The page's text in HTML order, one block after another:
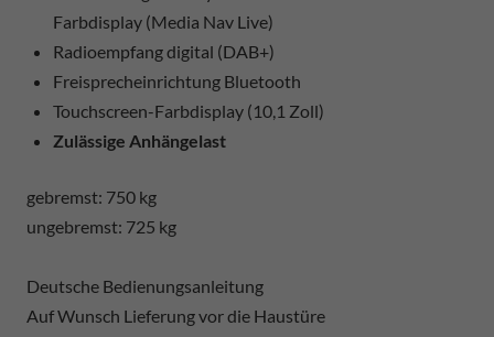
Farbdisplay (Media Nav Live)
Radioempfang digital (DAB+)
Freisprecheinrichtung Bluetooth
Touchscreen-Farbdisplay (10,1 Zoll)
Zulässige Anhängelast
gebremst: 750 kg
ungebremst: 725 kg
Deutsche Bedienungsanleitung
Auf Wunsch Lieferung vor die Haustüre